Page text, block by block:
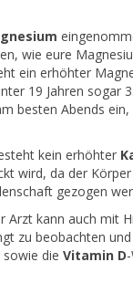
wie eure
ein erhöhter
19 Jahren sogar
besten Abends
kein erhöhter
wird, da der
gezogen
kann auch mit
zu beobachten
sowie die Vitamin D